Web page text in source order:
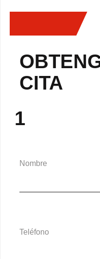
CITA
1
Nombre
Teléfono